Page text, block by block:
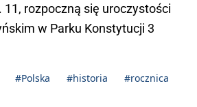
11, rozpoczną się uroczystości
w Parku Konstytucji 3
#Polska #historia
#rocznica